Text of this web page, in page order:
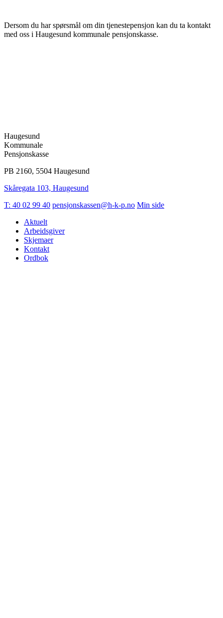
Dersom du har spørsmål om din tjenestepensjon kan du ta kontakt
med oss i Haugesund kommunale pensjonskasse.
Haugesund
Kommunale
Pensjonskasse
PB 2160, 5504 Haugesund
Skåregata 103, Haugesund
T: 40 02 99 40 pensjonskassen@h-k-p.no Min side
Aktuelt
Arbeidsgiver
Skjemaer
Kontakt
Ordbok